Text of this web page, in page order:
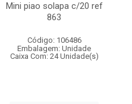
Mini piao solapa c/20 ref
863
Código: 106486
Embalagem: Unidade
Caixa Com: 24 Unidade(s)